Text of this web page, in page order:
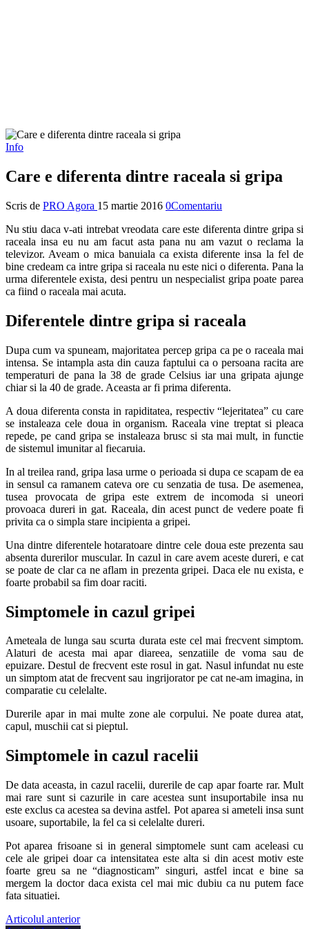
Info
Care e diferenta dintre raceala si gripa
Scris de PRO Agora 15 martie 2016 0Comentariu
Nu stiu daca v-ati intrebat vreodata care este diferenta dintre gripa si
raceala insa eu nu am facut asta pana nu am vazut o reclama la
televizor. Aveam o mica banuiala ca exista diferente insa la fel de
bine credeam ca intre gripa si raceala nu este nici o diferenta. Pana la
urma diferentele exista, desi pentru un nespecialist gripa poate parea
ca fiind o raceala mai acuta.
Diferentele dintre gripa si raceala
Dupa cum va spuneam, majoritatea percep gripa ca pe o raceala mai
intensa. Se intampla asta din cauza faptului ca o persoana racita are
temperaturi de pana la 38 de grade Celsius iar una gripata ajunge
chiar si la 40 de grade. Aceasta ar fi prima diferenta.
A doua diferenta consta in rapiditatea, respectiv “lejeritatea” cu care
se instaleaza cele doua in organism. Raceala vine treptat si pleaca
repede, pe cand gripa se instaleaza brusc si sta mai mult, in functie
de sistemul imunitar al fiecaruia.
In al treilea rand, gripa lasa urme o perioada si dupa ce scapam de ea
in sensul ca ramanem cateva ore cu senzatia de tusa. De asemenea,
tusea provocata de gripa este extrem de incomoda si uneori
provoaca dureri in gat. Raceala, din acest punct de vedere poate fi
privita ca o simpla stare incipienta a gripei.
Una dintre diferentele hotaratoare dintre cele doua este prezenta sau
absenta durerilor muscular. In cazul in care avem aceste dureri, e cat
se poate de clar ca ne aflam in prezenta gripei. Daca ele nu exista, e
foarte probabil sa fim doar raciti.
Simptomele in cazul gripei
Ameteala de lunga sau scurta durata este cel mai frecvent simptom.
Alaturi de acesta mai apar diareea, senzatiile de voma sau de
epuizare. Destul de frecvent este rosul in gat. Nasul infundat nu este
un simptom atat de frecvent sau ingrijorator pe cat ne-am imagina, in
comparatie cu celelalte.
Durerile apar in mai multe zone ale corpului. Ne poate durea atat,
capul, muschii cat si pieptul.
Simptomele in cazul racelii
De data aceasta, in cazul racelii, durerile de cap apar foarte rar. Mult
mai rare sunt si cazurile in care acestea sunt insuportabile insa nu
este exclus ca acestea sa devina astfel. Pot aparea si ameteli insa sunt
usoare, suportabile, la fel ca si celelalte dureri.
Pot aparea frisoane si in general simptomele sunt cam aceleasi cu
cele ale gripei doar ca intensitatea este alta si din acest motiv este
foarte greu sa ne “diagnosticam” singuri, astfel incat e bine sa
mergem la doctor daca exista cel mai mic dubiu ca nu putem face
fata situatiei.
Articolul anterior